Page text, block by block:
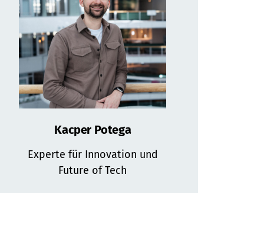
Kacper Potega
Experte für Innovation und
Future of Tech